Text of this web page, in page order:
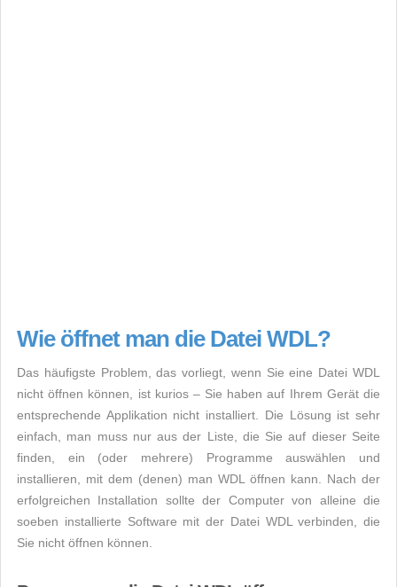
Wie öffnet man die Datei WDL?
Das häufigste Problem, das vorliegt, wenn Sie eine Datei WDL
nicht öffnen können, ist kurios – Sie haben auf Ihrem Gerät die
entsprechende Applikation nicht installiert. Die Lösung ist sehr
einfach, man muss nur aus der Liste, die Sie auf dieser Seite
finden, ein (oder mehrere) Programme auswählen und
installieren, mit dem (denen) man WDL öffnen kann. Nach der
erfolgreichen Installation sollte der Computer von alleine die
soeben installierte Software mit der Datei WDL verbinden, die
Sie nicht öffnen können.